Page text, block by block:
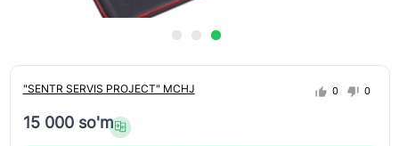
"SENTR SERVIS PROJECT" MCHJ 0 0
15 000 so'm